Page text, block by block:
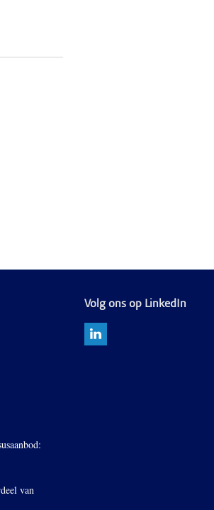
van
Volg ons op LinkedIn